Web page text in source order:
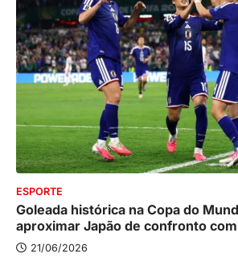
ESPORTE
Goleada histórica na Copa do
aproximar Japão de confronto
21/06/2026